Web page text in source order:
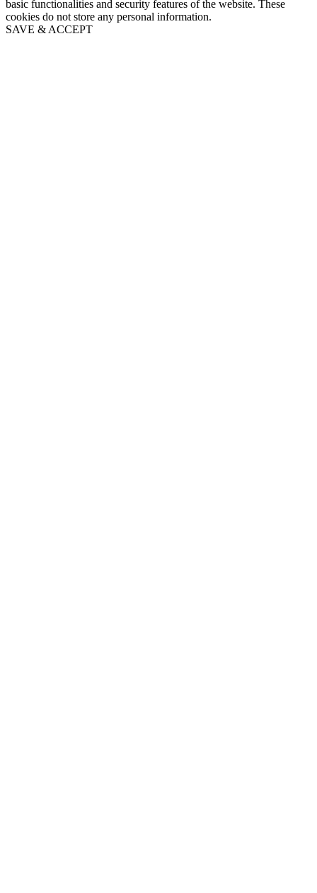
basic functionalities and security features of the website. These
cookies do not store any personal information.
SAVE & ACCEPT